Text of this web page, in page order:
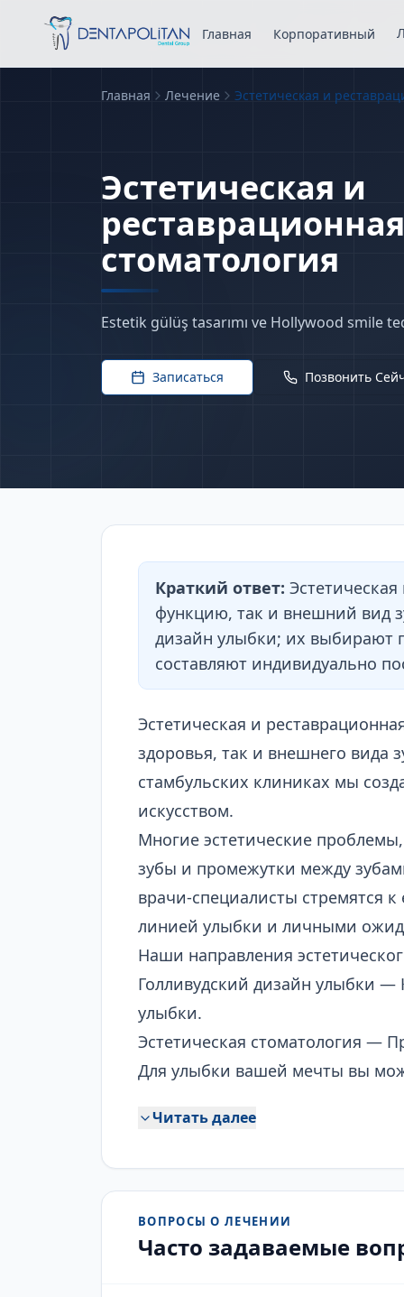
Главная Корпоративный
Главная Лечение Эстетическая и
Эстетическая и
реставрационная
стоматология
Estetik gülüş tasarımı ve Hollywood smile
Записаться Позвонить
Краткий ответ:
функцию, так и внешний вид
дизайн улыбки; их выбирают
составляют индивидуально
Эстетическая и
здоровья, так и внешнего вида
стамбульских клиниках мы
искусством.
Многие эстетические
зубы и промежутки между
врачи-специалисты стремятся
линией улыбки и личными
Наши направления
Голливудский дизайн улыбки —
улыбки.
Эстетическая стоматология —
Для улыбки вашей мечты вы
Читать далее
ВОПРОСЫ О ЛЕЧЕНИИ
Часто задаваемые